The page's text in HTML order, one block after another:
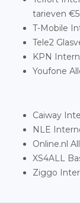
tarieven
T-Mobile
Tele2
KPN
Youfone
Caiway
NLE
Online.nl
XS4ALL
Ziggo